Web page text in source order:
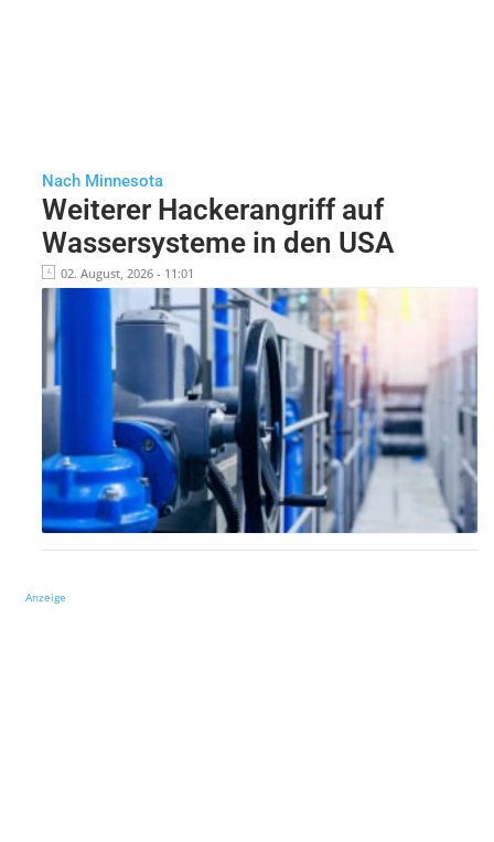
Nach Minnesota
Weiterer Hackerangriff auf
Wassersysteme in den USA
02. August, 2026 - 11:01
Anzeige